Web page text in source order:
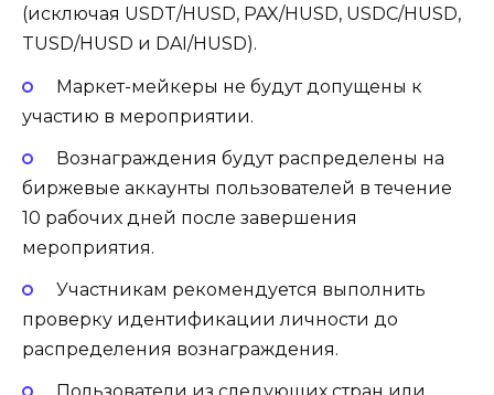
(исключая USDT/HUSD, PAX/HUSD, USDC/HUSD,
TUSD/HUSD и DAI/HUSD).
Маркет-мейкеры не будут допущены к
участию в мероприятии.
Вознаграждения будут распределены на
биржевые аккаунты пользователей в течение
10 рабочих дней после завершения
мероприятия.
Участникам рекомендуется выполнить
проверку идентификации личности до
распределения вознаграждения.